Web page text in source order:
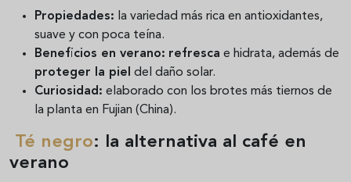
Propiedades: la variedad más rica en antioxidantes,
suave y con poca teína.
Beneficios en verano: refresca e hidrata, además de
proteger la piel del daño solar.
Curiosidad: elaborado con los brotes más tiernos de
la planta en Fujian (China).
Té negro: la alternativa al café en
verano